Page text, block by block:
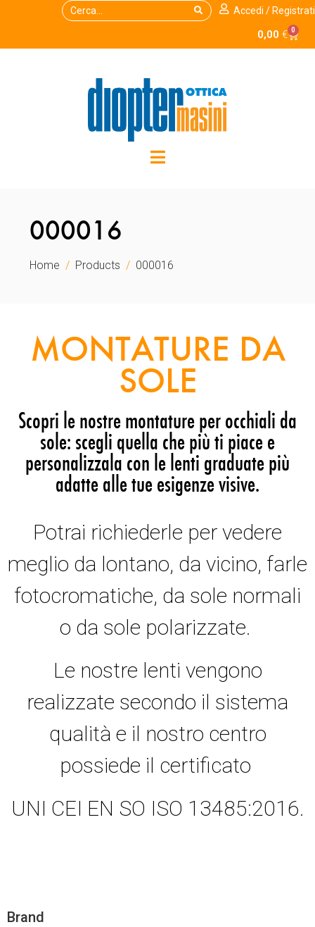
Accedi / Registrati
0,00 € 0
000016
Home Products 000016
MONTATURE DA
SOLE
Scopri le nostre montature per occhiali da
sole: scegli quella che più ti piace e
personalizzala con le lenti graduate più
adatte alle tue esigenze visive.
Potrai richiederle per vedere
meglio da lontano, da vicino, farle
fotocromatiche, da sole normali
o da sole polarizzate.
Le nostre lenti vengono
realizzate secondo il sistema
qualità e il nostro centro
possiede il certificato
UNI CEI EN SO ISO 13485:2016.
Brand